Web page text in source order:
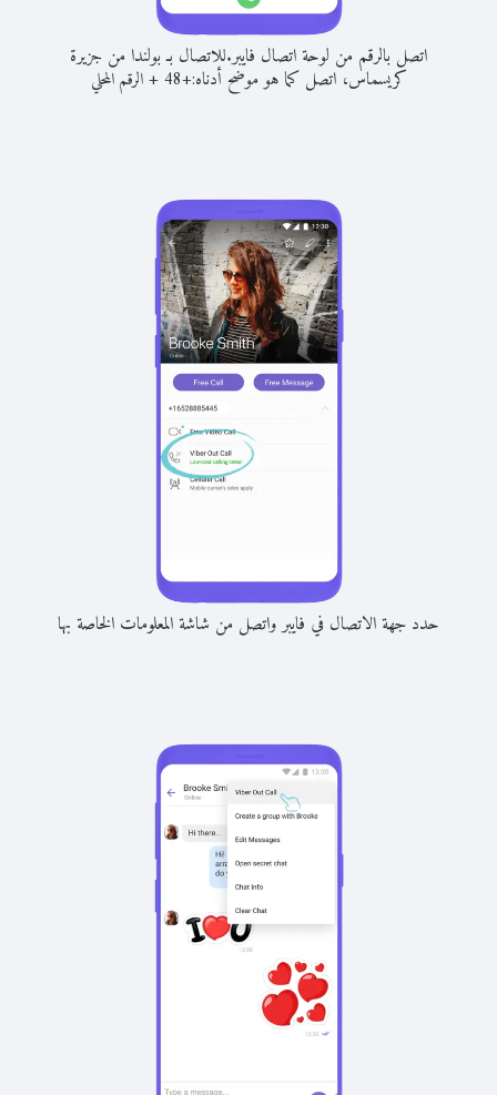
اتصل بالرقم من لوحة اتصال فايبر.للاتصال بـ بولندا من جزيرة
كريسماس، اتصل كما هو موضح أدناه:+
48
+الرقم المحلي
حدد جهة الاتصال في فايبر واتصل من شاشة المعلومات الخاصة بها